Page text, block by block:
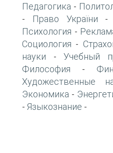
Педагогика -
- Право України -
Психология -
Социология -
науки - Учебный
Философия -
Художественные
Экономика -
- Языкознание -